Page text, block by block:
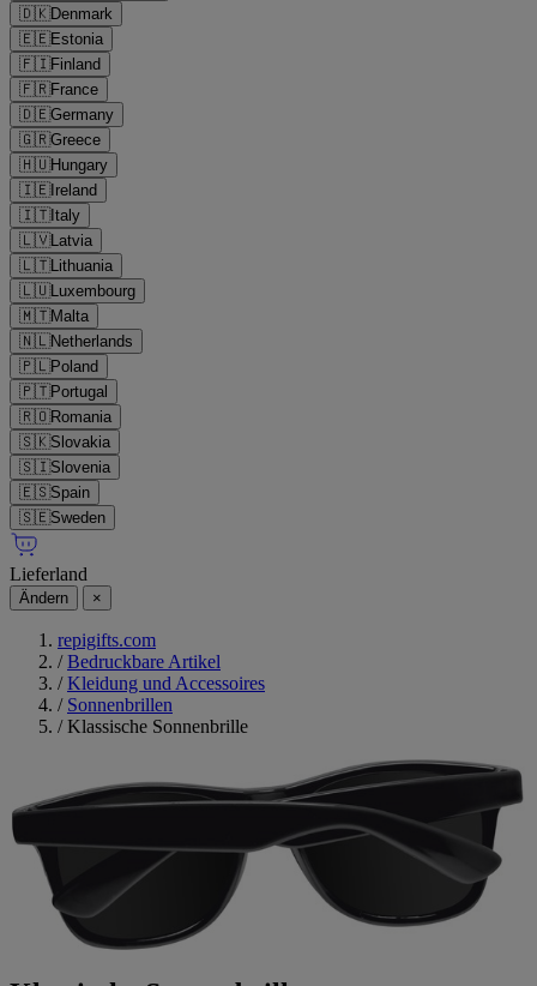
🇩🇰Denmark
🇪🇪Estonia
🇫🇮Finland
🇫🇷France
🇩🇪Germany
🇬🇷Greece
🇭🇺Hungary
🇮🇪Ireland
🇮🇹Italy
🇱🇻Latvia
🇱🇹Lithuania
🇱🇺Luxembourg
🇲🇹Malta
🇳🇱Netherlands
🇵🇱Poland
🇵🇹Portugal
🇷🇴Romania
🇸🇰Slovakia
🇸🇮Slovenia
🇪🇸Spain
🇸🇪Sweden
Lieferland
Ändern ×
repigifts.com
/ Bedruckbare Artikel
/ Kleidung und Accessoires
/ Sonnenbrillen
/ Klassische Sonnenbrille